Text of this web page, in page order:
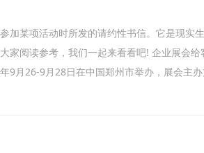
加某项活动时所发的请约性书信。它是现实
家阅读参考，我们一起来看看吧! 企业展会
9月26-9月28日在中国郑州市举办，展会主